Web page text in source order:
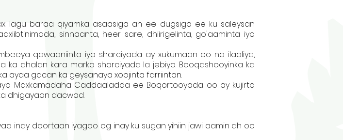
lagu baraa qiyamka asaasiga ah ee dugsiga ee ku saleysan
sinnaanta, heer sare, dhiirigelinta, go'aaminta iyo
qawaaniinta iyo sharciyada ay xukumaan oo na ilaaliya,
dhalan kara marka sharciyada la jebiyo. Booqashooyinka ka
ayaa gacan ka geysanaya xoojinta farriintan.
Maxkamadaha Caddaaladda ee Boqortooyada oo ay kujirto
dhigayaan dacwad.
inay doortaan iyagoo og inay ku sugan yihiin jawi aamin ah oo